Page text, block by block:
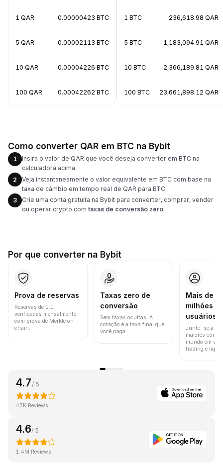
1 QAR 0.00000423 BTC
5 QAR 0.00002113 BTC
10 QAR 0.00004226 BTC
100 QAR 0.00042262 BTC
1 BTC 236,618.98 QAR
5 BTC 1,183,094.91 QAR
10 BTC 2,366,189.81 QAR
100 BTC 23,661,898.12 QAR
Como converter QAR em BTC na Bybit
1
Insira o valor de QAR que você deseja converter em BTC na
calculadora acima.
2
Veja instantaneamente o valor equivalente em BTC com base na
taxa de câmbio em tempo real de QAR para BTC.
3
Crie uma conta gratuita na Bybit para converter, comprar, vender
ou operar crypto com taxas de conversão zero.
Por que converter na Bybit
Prova de reservas
Reservas de 1:1
verificadas mensalmente
com prova de Merkle on-
chain.
Taxas zero de
conversão
Sem taxas ocultas. A
cotação é a taxa final que
você paga.
Mais de
milhões
usuários
Junte-se a
maiores
mundo em
trading e
4.7/ 5
47K Reviews
4.6/ 5
1.4M Reviews